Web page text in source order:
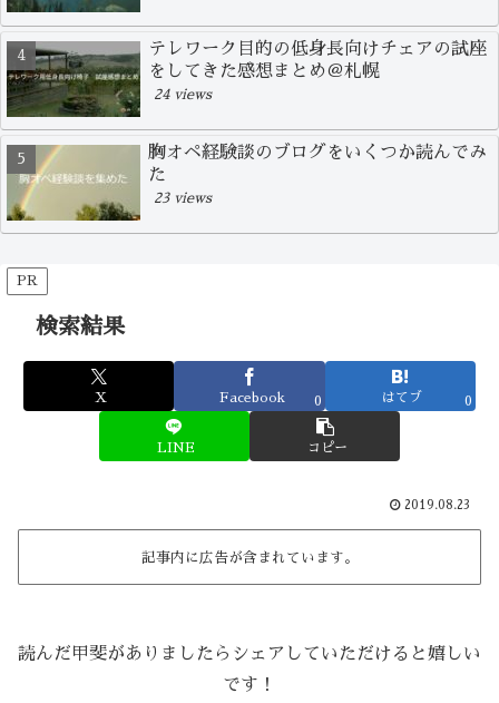
テレワーク目的の低身長向けチェアの試座
をしてきた感想まとめ＠札幌
24 views
胸オペ経験談のブログをいくつか読んでみ
た
23 views
PR
検索結果
X Facebook 0 はてブ 0
LINE コピー
2019.08.23
記事内に広告が含まれています。
読んだ甲斐がありましたらシェアしていただけると嬉しい
です！